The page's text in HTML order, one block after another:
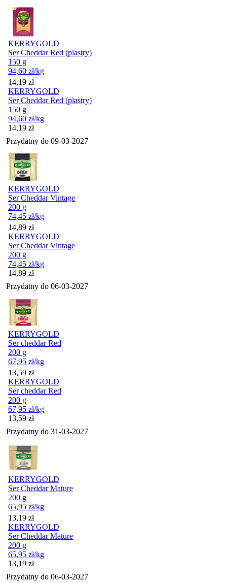
KERRYGOLD
Ser Cheddar Red (plastry)
150 g
94,60 zł/kg
Cena
14,19 zł
KERRYGOLD
Ser Cheddar Red (plastry)
150 g
94,60 zł/kg
Cena
14,19 zł
Przydatny do 09-03-2027
KERRYGOLD
Ser Cheddar Vintage
200 g
74,45 zł/kg
Cena
14,89 zł
KERRYGOLD
Ser Cheddar Vintage
200 g
74,45 zł/kg
Cena
14,89 zł
Przydatny do 06-03-2027
KERRYGOLD
Ser cheddar Red
200 g
67,95 zł/kg
Cena
13,59 zł
KERRYGOLD
Ser cheddar Red
200 g
67,95 zł/kg
Cena
13,59 zł
Przydatny do 31-03-2027
KERRYGOLD
Ser Cheddar Mature
200 g
65,95 zł/kg
Cena
13,19 zł
KERRYGOLD
Ser Cheddar Mature
200 g
65,95 zł/kg
Cena
13,19 zł
Przydatny do 06-03-2027